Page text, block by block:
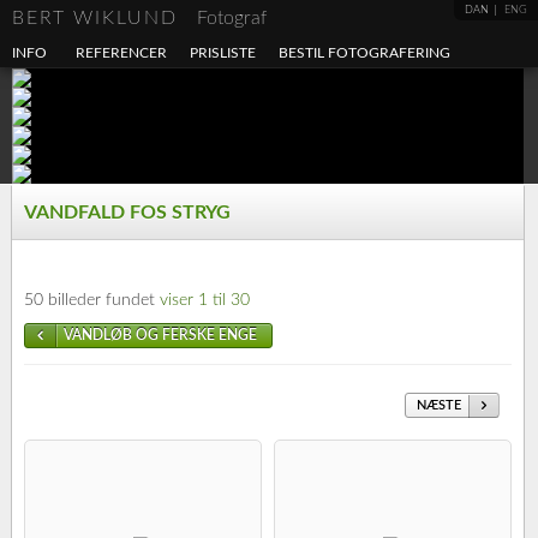
DAN ENG
BERT WIKLUND Fotograf
INFO REFERENCER PRISLISTE BESTIL FOTOGRAFERING
VANDFALD FOS STRYG
50 billeder fundet viser 1 til 30
VANDLØB OG FERSKE ENGE
NÆSTE